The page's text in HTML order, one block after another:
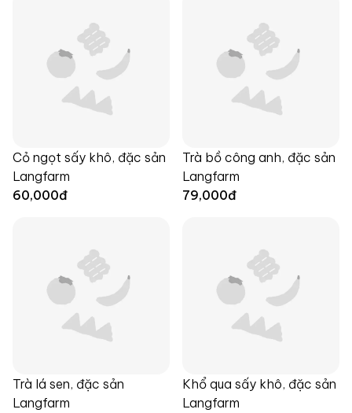
Cỏ ngọt sấy khô, đặc sản
Langfarm
60,000đ
Trà bồ công anh, đặc sản
Langfarm
79,000đ
Trà lá sen, đặc sản
Langfarm
Khổ qua sấy khô, đặc sản
Langfarm